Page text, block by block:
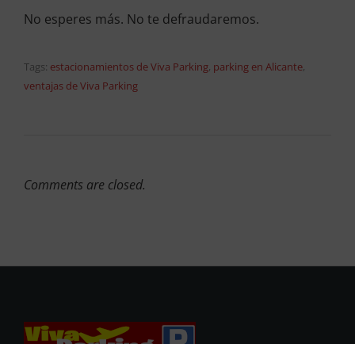
No esperes más. No te defraudaremos.
Tags: estacionamientos de Viva Parking, parking en Alicante,
ventajas de Viva Parking
Comments are closed.